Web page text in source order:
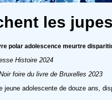
les
polar adolescence meurtre
Histoire 2024
foire du livre de Bruxelles 2023
jeune adolescente de douze ans,